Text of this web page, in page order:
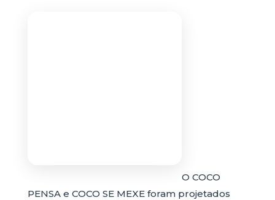
O COCO
PENSA e COCO SE MEXE foram projetados